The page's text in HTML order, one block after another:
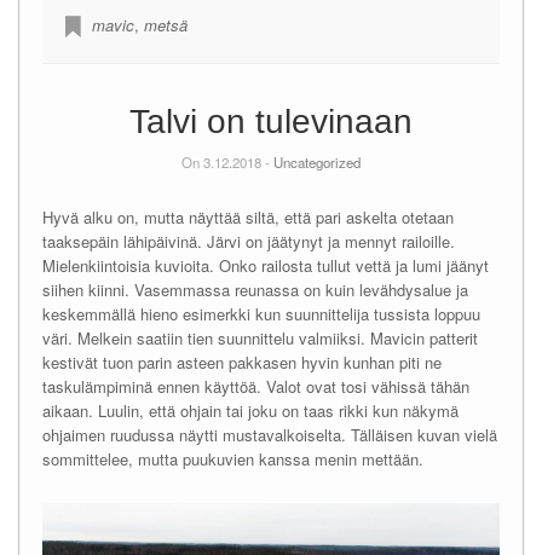
mavic, metsä
Talvi on tulevinaan
On 3.12.2018 - Uncategorized
Hyvä alku on, mutta näyttää siltä, että pari askelta otetaan
taaksepäin lähipäivinä. Järvi on jäätynyt ja mennyt railoille.
Mielenkiintoisia kuvioita. Onko railosta tullut vettä ja lumi jäänyt
siihen kiinni. Vasemmassa reunassa on kuin levähdysalue ja
keskemmällä hieno esimerkki kun suunnittelija tussista loppuu
väri. Melkein saatiin tien suunnittelu valmiiksi. Mavicin patterit
kestivät tuon parin asteen pakkasen hyvin kunhan piti ne
taskulämpiminä ennen käyttöä. Valot ovat tosi vähissä tähän
aikaan. Luulin, että ohjain tai joku on taas rikki kun näkymä
ohjaimen ruudussa näytti mustavalkoiselta. Tälläisen kuvan vielä
sommittelee, mutta puukuvien kanssa menin mettään.